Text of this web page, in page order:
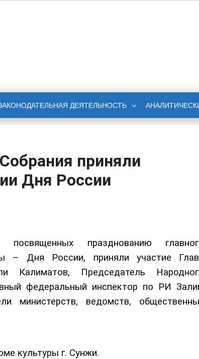
ДЕЯТЕЛЬНОСТЬ
приняли
Дня России
празднованию
– Дня России, приняли участие
Калиматов, Председатель
федеральный инспектор по РИ
министерств, ведомств,
культуры г. Сунжи.